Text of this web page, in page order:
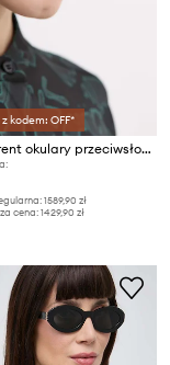
kodem: OFF*
Saint Laurent okulary przeciwsłoneczne
1589,90 zł
cena:1429,90 zł